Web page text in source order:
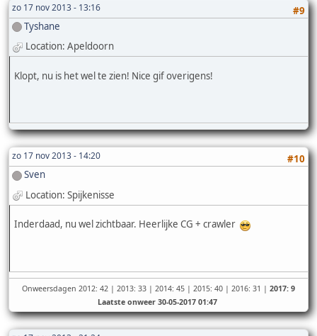
zo 17 nov 2013 - 13:16
#9
Tyshane
Location: Apeldoorn
Klopt, nu is het wel te zien! Nice gif overigens!
zo 17 nov 2013 - 14:20
#10
Sven
Location: Spijkenisse
Inderdaad, nu wel zichtbaar. Heerlijke CG + crawler
Onweersdagen 2012: 42 | 2013: 33 | 2014: 45 | 2015: 40 | 2016: 31 | 2017: 9
Laatste onweer 30-05-2017 01:47